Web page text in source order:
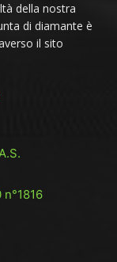
della nostra
di diamante è
il sito